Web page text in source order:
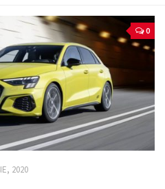
0
2020